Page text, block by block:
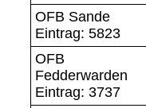
OFB Sande
Eintrag: 5823
OFB
Fedderwarden
Eintrag: 3737